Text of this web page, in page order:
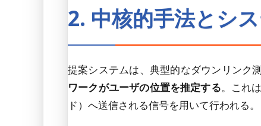
2. 中核的手法とシ
提案システムは、典型的なダウンリンク
ワークがユーザの位置を推定する。これ
ド）へ送信される信号を用いて行われる。